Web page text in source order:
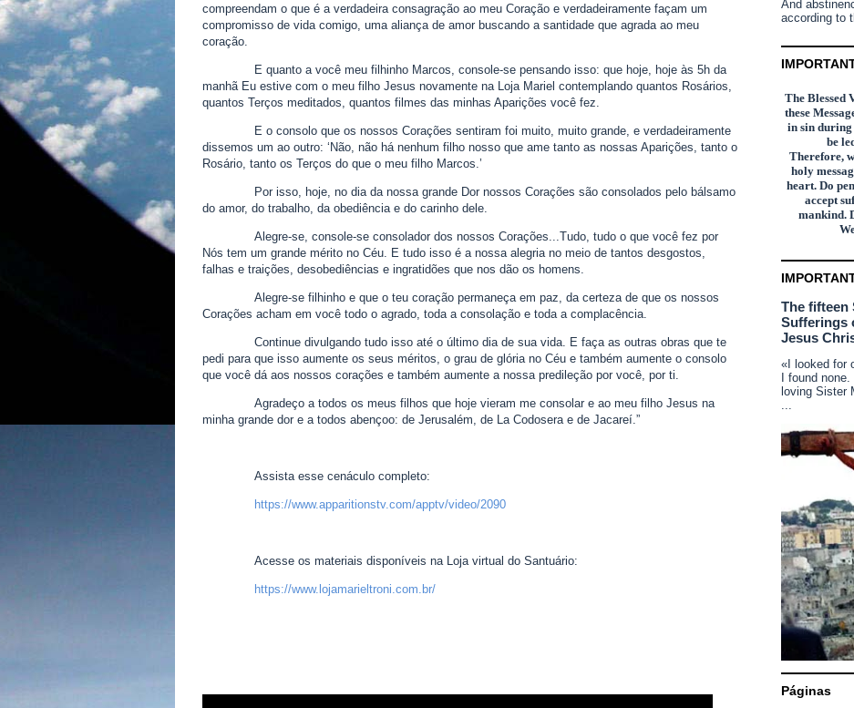
compreendam o que é a verdadeira consagração ao meu Coração e verdadeiramente façam um
compromisso de vida comigo, uma aliança de amor buscando a santidade que agrada ao meu
coração.
E quanto a você meu filhinho Marcos, console-se pensando isso: que hoje, hoje às 5h da
manhã Eu estive com o meu filho Jesus novamente na Loja Mariel contemplando quantos Rosários,
quantos Terços meditados, quantos filmes das minhas Aparições você fez.
E o consolo que os nossos Corações sentiram foi muito, muito grande, e verdadeiramente
dissemos um ao outro: ‘Não, não há nenhum filho nosso que ame tanto as nossas Aparições, tanto o
Rosário, tanto os Terços do que o meu filho Marcos.’
Por isso, hoje, no dia da nossa grande Dor nossos Corações são consolados pelo bálsamo
do amor, do trabalho, da obediência e do carinho dele.
Alegre-se, console-se consolador dos nossos Corações...Tudo, tudo o que você fez por
Nós tem um grande mérito no Céu. E tudo isso é a nossa alegria no meio de tantos desgostos,
falhas e traições, desobediências e ingratidões que nos dão os homens.
Alegre-se filhinho e que o teu coração permaneça em paz, da certeza de que os nossos
Corações acham em você todo o agrado, toda a consolação e toda a complacência.
Continue divulgando tudo isso até o último dia de sua vida. E faça as outras obras que te
pedi para que isso aumente os seus méritos, o grau de glória no Céu e também aumente o consolo
que você dá aos nossos corações e também aumente a nossa predileção por você, por ti.
Agradeço a todos os meus filhos que hoje vieram me consolar e ao meu filho Jesus na
minha grande dor e a todos abençoo: de Jerusalém, de La Codosera e de Jacareí.”
Assista esse cenáculo completo:
https://www.apparitionstv.com/apptv/video/2090
Acesse os materiais disponíveis na Loja virtual do Santuário:
https://www.lojamarieltroni.com.br/
And
according to
The Blessed
these
in sin during
be
Therefore,
holy
heart. Do
accept
mankind.
The fifteen
Sufferings
Jesus
«I looked for
I found
loving Sister
...
Páginas